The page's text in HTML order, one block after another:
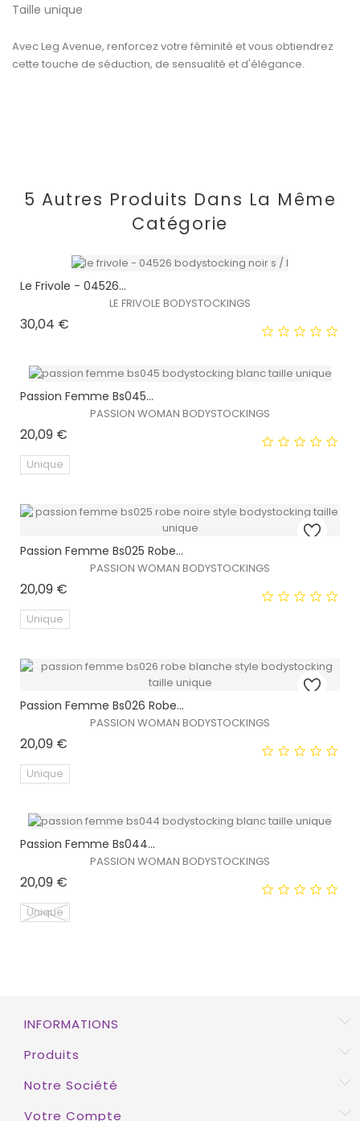
Taille unique
Avec Leg Avenue, renforcez votre féminité et vous obtiendrez
cette touche de séduction, de sensualité et d'élégance.
5 Autres Produits Dans La Même
Catégorie
HORS STOCK
Le Frivole - 04526...
LE FRIVOLE BODYSTOCKINGS
30,04 €
EXCLUSIVITÉ WEB !
Passion Femme Bs045...
PASSION WOMAN BODYSTOCKINGS
20,09 €
Unique
EXCLUSIVITÉ WEB !
Passion Femme Bs025 Robe...
PASSION WOMAN BODYSTOCKINGS
20,09 €
Unique
Passion Femme Bs026 Robe...
PASSION WOMAN BODYSTOCKINGS
20,09 €
Unique
HORS STOCK
Passion Femme Bs044...
PASSION WOMAN BODYSTOCKINGS
20,09 €
Unique
INFORMATIONS
Produits
Notre Société
Votre Compte